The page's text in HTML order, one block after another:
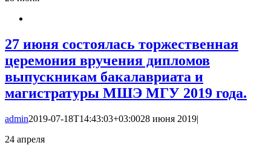
27 июня состоялась торжественная
церемония вручения дипломов
выпускникам бакалавриата и
магистратуры МШЭ МГУ 2019 года.
admin2019-07-18T14:43:03+03:0028 июня 2019|
24 апреля